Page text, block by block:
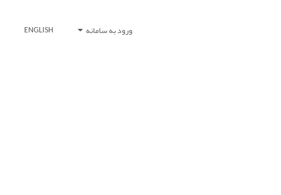
ورود به سامانه ENGLISH